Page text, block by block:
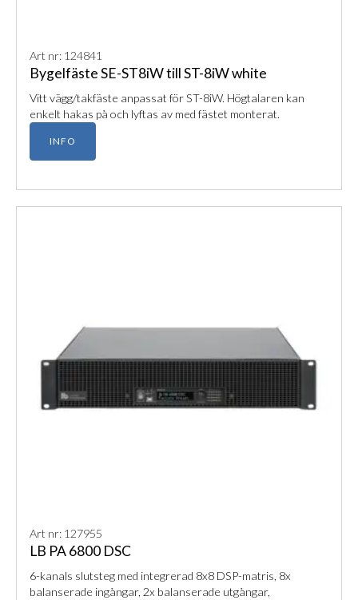
Art nr: 124841
Bygelfäste SE-ST8iW till ST-8iW white
Vitt vägg/takfäste anpassat för ST-8iW. Högtalaren kan
enkelt hakas på och lyftas av med fästet monterat.
INFO
Art nr: 127955
LB PA 6800 DSC
6-kanals slutsteg med integrerad 8x8 DSP-matris, 8x
balanserade ingångar, 2x balanserade utgångar,